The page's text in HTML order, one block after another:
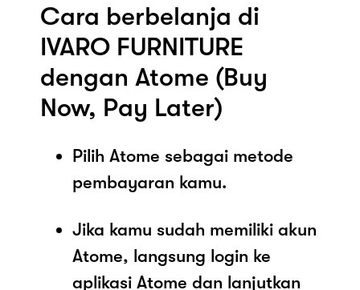
Cara berbelanja di
IVARO FURNITURE
dengan Atome (Buy
Now, Pay Later)
Pilih Atome sebagai metode
pembayaran kamu.
Jika kamu sudah memiliki akun
Atome, langsung login ke
aplikasi Atome dan lanjutkan